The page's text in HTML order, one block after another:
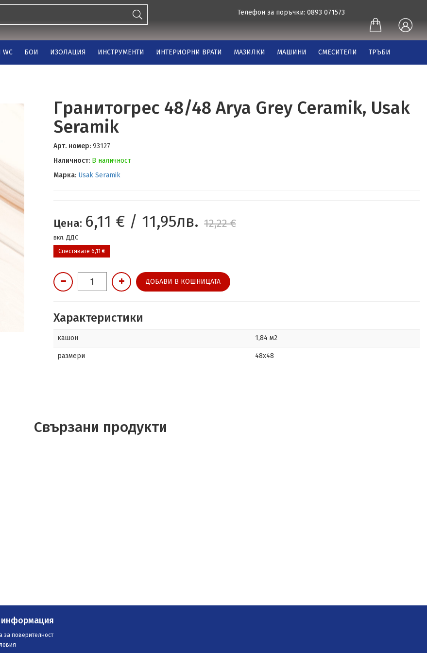
Телефон за поръчки: 0893 071573
БОИ ИЗОЛАЦИЯ ИНСТРУМЕНТИ ИНТЕРИОРНИ ВРАТИ МАЗИЛКИ МАШИНИ СМЕСИТЕЛИ ТРЪБИ
Гранитогрес 48/48 Arya Grey Ceramik, Usak
Seramik
Арт. номер: 93127
Наличност: В наличност
Марка: Usak Seramik
Цена: 6,11 € / 11,95лв. 12,22 €
вкл. ДДС
Спестявате 6,11 €
ДОБАВИ В КОШНИЦАТА
Характеристики
кашон 1,84 м2
размери 48x48
Свързани продукти
информация
за поверителност